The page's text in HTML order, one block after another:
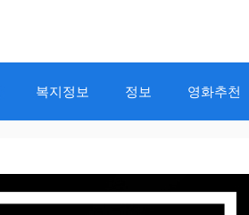
복지정보 정보 영화추천